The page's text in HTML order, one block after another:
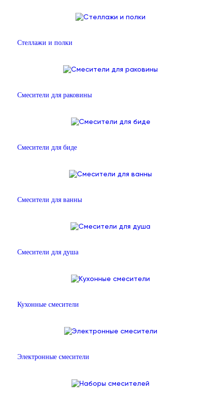
Стеллажи и полки
Смесители для раковины
Смесители для биде
Смесители для ванны
Смесители для душа
Кухонные смесители
Электронные смесители